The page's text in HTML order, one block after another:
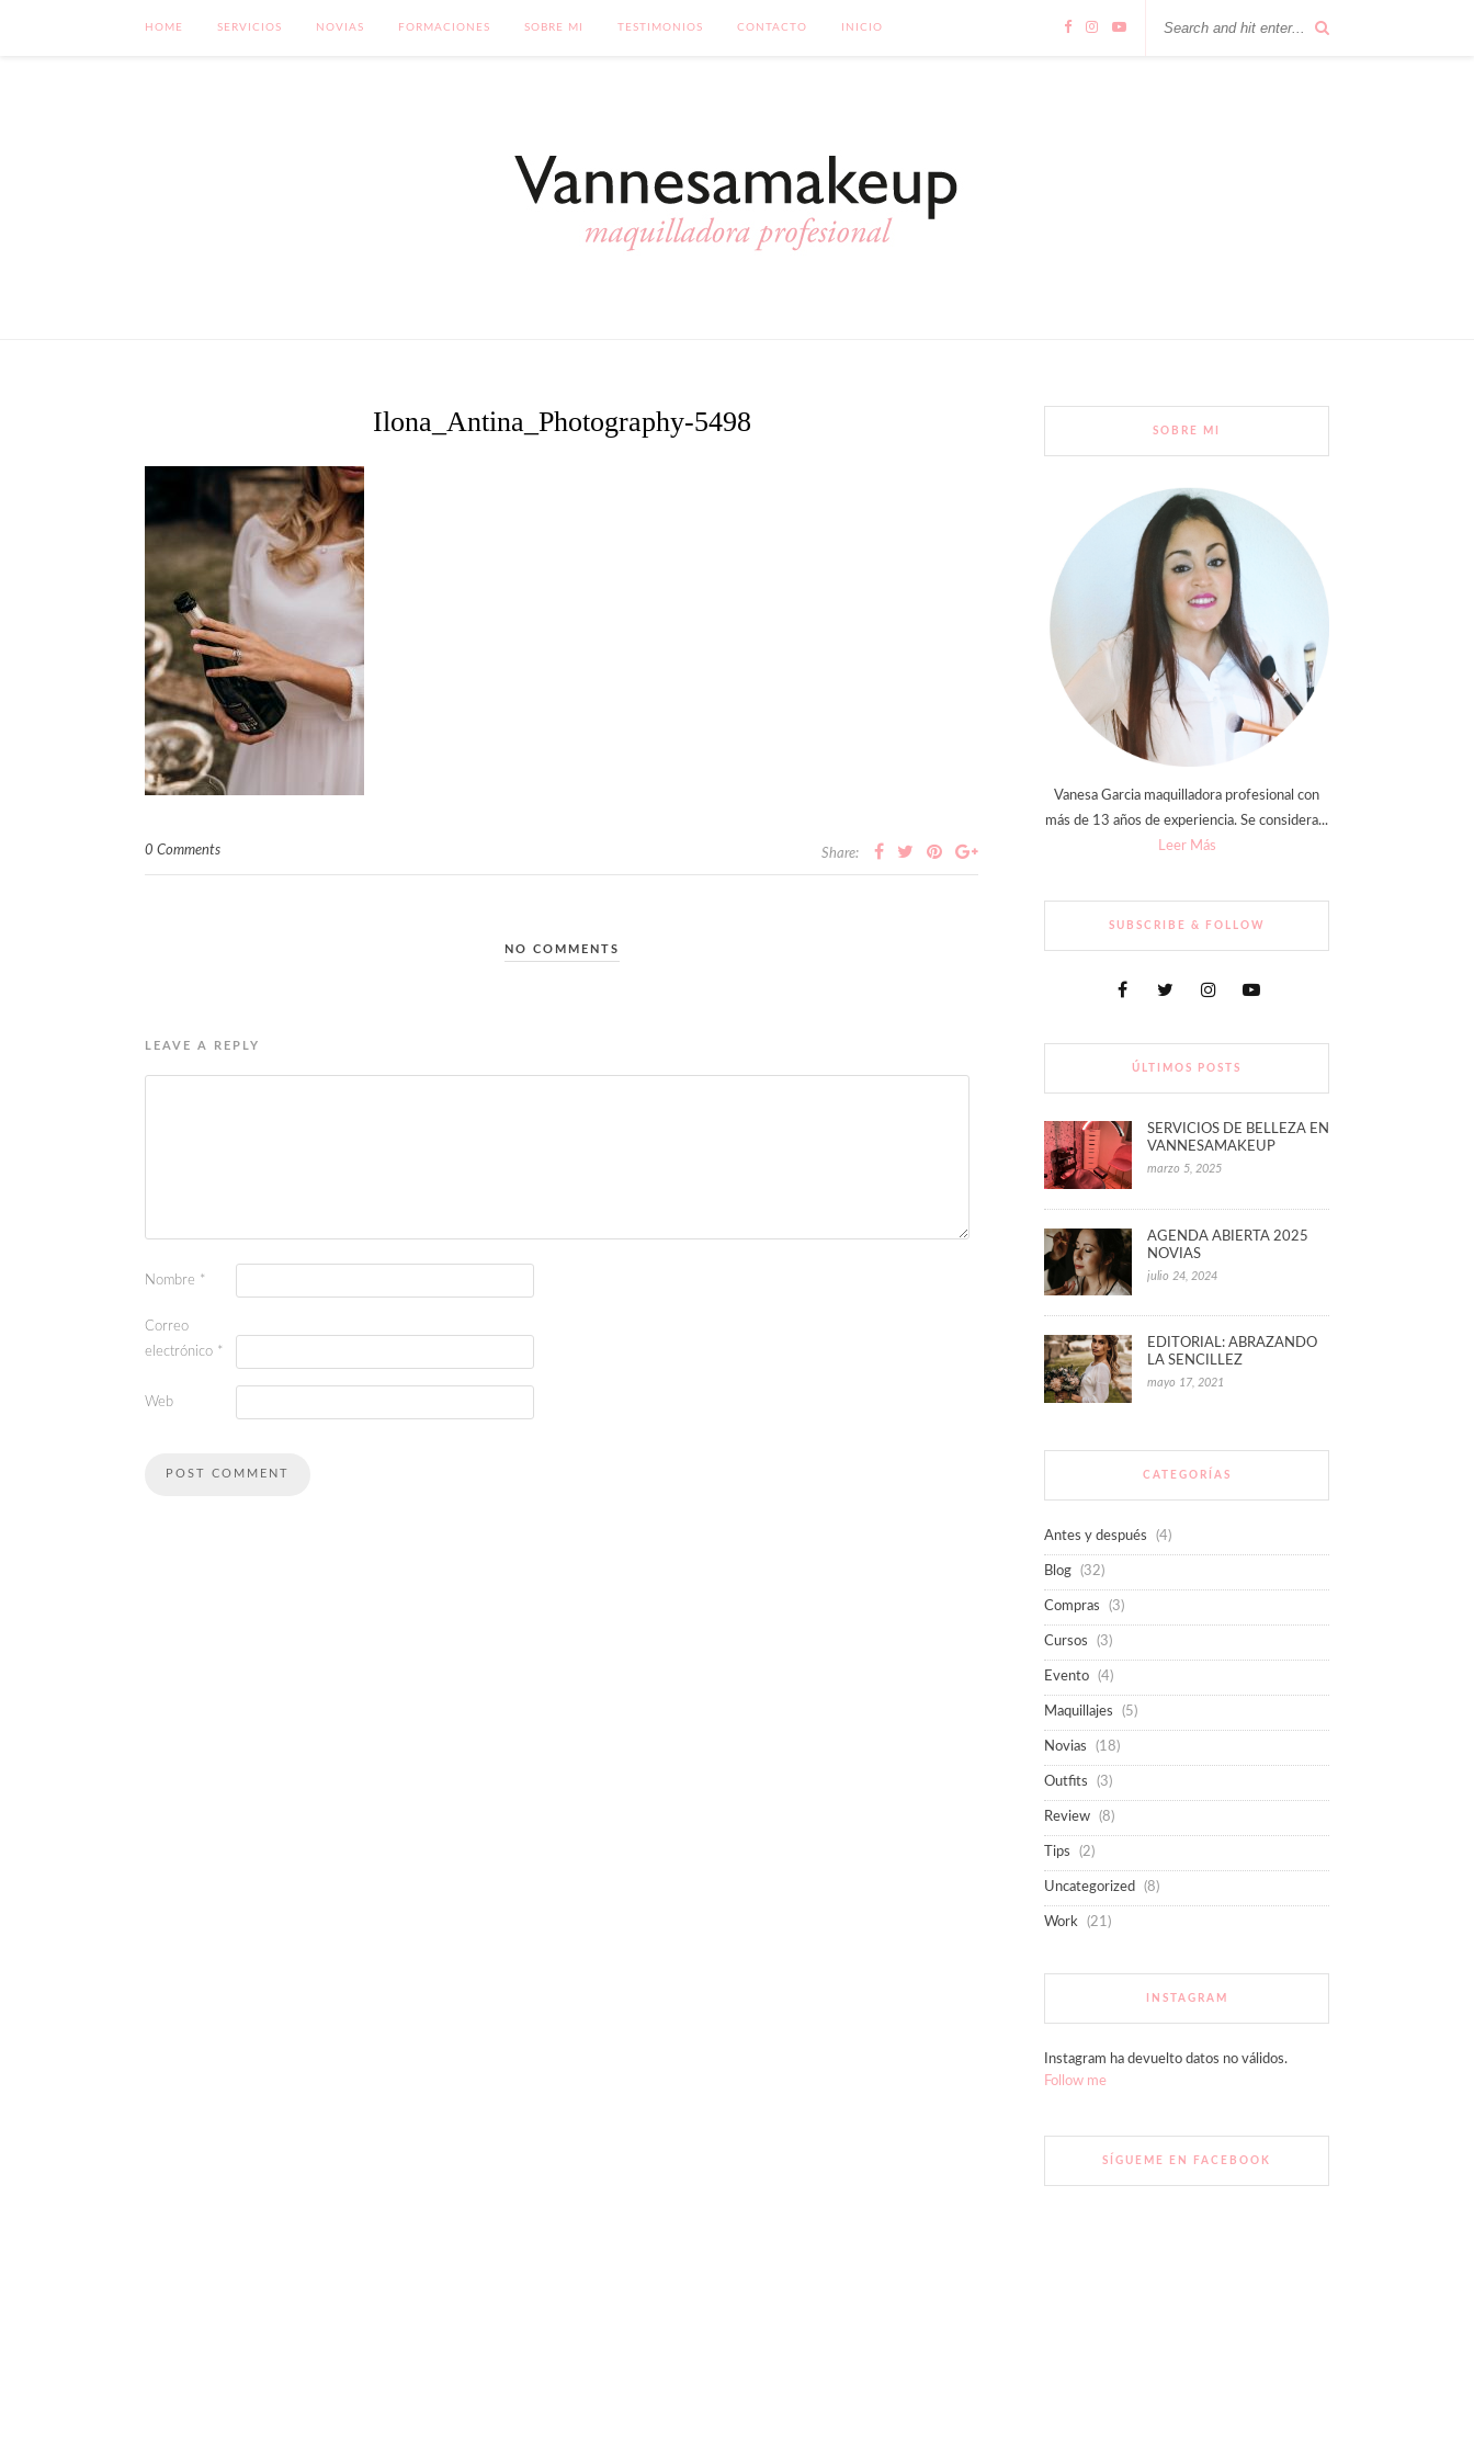
HOME SERVICIOS NOVIAS FORMACIONES SOBRE MI TESTIMONIOS CONTACTO INICIO
Ilona_Antina_Photography-5498
0 Comments Share:
NO COMMENTS
LEAVE A REPLY
Nombre *
Correo
electrónico *
Web
SOBRE MI
Vanesa Garcia maquilladora profesional con
más de 13 años de experiencia. Se considera...
Leer Más
SUBSCRIBE & FOLLOW
ÚLTIMOS POSTS
SERVICIOS DE BELLEZA EN
VANNESAMAKEUP
marzo 5, 2025
AGENDA ABIERTA 2025
NOVIAS
julio 24, 2024
EDITORIAL: ABRAZANDO
LA SENCILLEZ
mayo 17, 2021
CATEGORÍAS
Antes y después (4)
Blog (32)
Compras (3)
Cursos (3)
Evento (4)
Maquillajes (5)
Novias (18)
Outfits (3)
Review (8)
Tips (2)
Uncategorized (8)
Work (21)
INSTAGRAM
Instagram ha devuelto datos no válidos.
Follow me
SÍGUEME EN FACEBOOK